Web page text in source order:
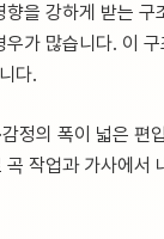
을 강하게 받는 구
가 많습니다. 이
다.
정의 폭이 넓은 편
작업과 가사에서